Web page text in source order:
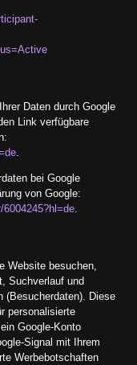
Daten durch Google
Link verfügbare
.
bei Google
von Google:
.
Website besuchen,
Suchverlauf und
(Besucherdaten). Diese
personalisierte
Google-Konto
Signal mit Ihrem
Werbebotschaften